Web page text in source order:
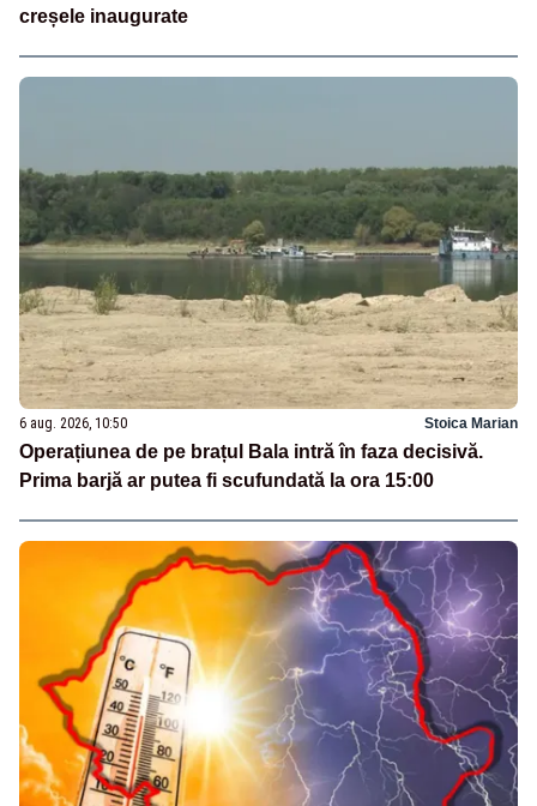
creșele inaugurate
6 aug. 2026, 10:50 Stoica Marian
Operațiunea de pe brațul Bala intră în faza decisivă.
Prima barjă ar putea fi scufundată la ora 15:00